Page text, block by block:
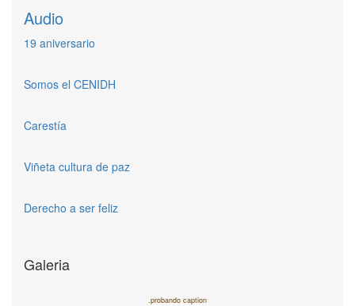
Audio
19 aniversario
Somos el CENIDH
Carestía
Viñeta cultura de paz
Derecho a ser feliz
Galeria
.probando caption